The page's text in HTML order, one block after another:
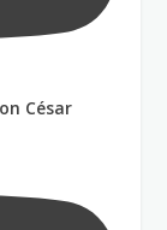
César